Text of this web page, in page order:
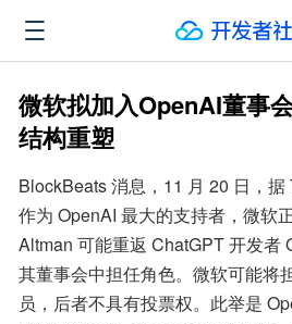
微软拟加入OpenAI董事
结构重塑
BlockBeats 消息，11 月 20 日，据
作为 OpenAI 最大的支持者，微软
Altman 可能重返 ChatGPT 开发者
其董事会中担任角色。微软可能将
员，后者不具有投票权。此举是